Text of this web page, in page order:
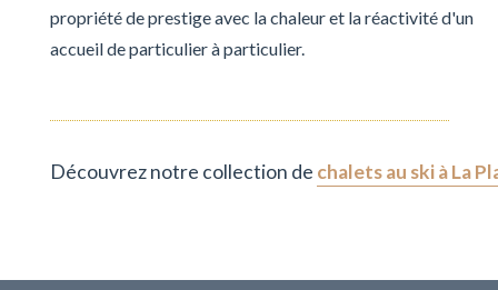
propriété de prestige avec la chaleur et la réactivité d'un
accueil de particulier à particulier.
Découvrez notre collection de chalets au ski à La